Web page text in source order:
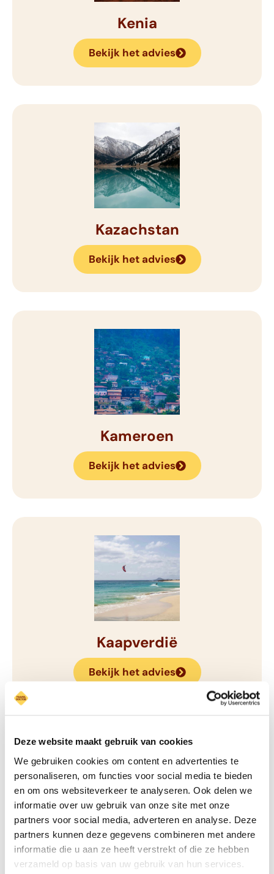
Deze website maakt gebruik van cookies
We gebruiken cookies om content en advertenties te
personaliseren, om functies voor social media te bieden
en om ons websiteverkeer te analyseren. Ook delen we
informatie over uw gebruik van onze site met onze
partners voor social media, adverteren en analyse. Deze
partners kunnen deze gegevens combineren met andere
informatie die u aan ze heeft verstrekt of die ze hebben
verzameld op basis van uw gebruik van hun services.
Kenia
Bekijk het advies
Kazachstan
Bekijk het advies
Kameroen
Bekijk het advies
Kaapverdië
Bekijk het advies
Kaaimaneilanden